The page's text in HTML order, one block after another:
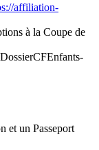
affiliation-
à la Coupe de
et un Passeport